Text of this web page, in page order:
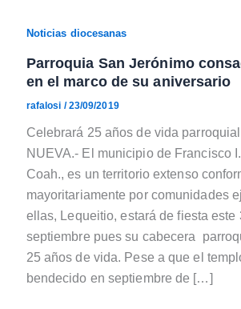
Noticias diocesanas
Parroquia San Jerónimo
en el marco de su aniversario
rafalosi /23/09/2019
Celebrará 25 años de vida
NUEVA.- El municipio de Francisco
Coah., es un territorio extenso
mayoritariamente por comunidades
ellas, Lequeitio, estará de fiesta este
septiembre pues su cabecera
25 años de vida. Pese a que el
bendecido en septiembre de […]